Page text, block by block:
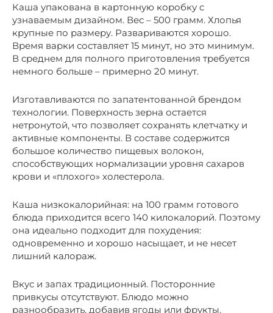
Каша упакована в картонную коробку с
узнаваемым дизайном. Вес – 500 грамм. Хлопья
крупные по размеру. Развариваются хорошо.
Время варки составляет 15 минут, но это минимум.
В среднем для полного приготовления требуется
немного больше – примерно 20 минут.
Изготавливаются по запатентованной брендом
технологии. Поверхность зерна остается
нетронутой, что позволяет сохранять клетчатку и
активные компоненты. В составе содержится
большое количество пищевых волокон,
способствующих нормализации уровня сахаров
крови и «плохого» холестерола.
Каша низкокалорийная: на 100 грамм готового
блюда приходится всего 140 килокалорий. Поэтому
она идеально подходит для похудения:
одновременно и хорошо насыщает, и не несет
лишний калораж.
Вкус и запах традиционный. Посторонние
привкусы отсутствуют. Блюдо можно
разнообразить, добавив ягоды или фрукты.